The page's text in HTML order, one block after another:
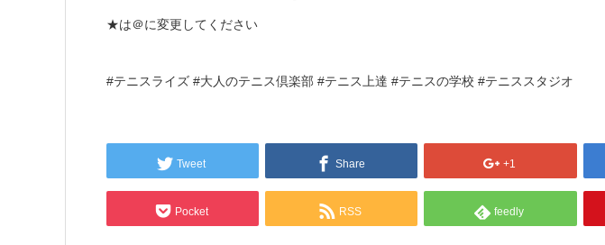
★は＠に変更してください
#テニスライズ #大人のテニス倶楽部 #テニス上達 #テニスの学校 #テニススタジオ
Tweet Share +1
Pocket RSS feedly